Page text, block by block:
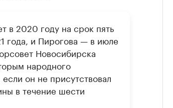
в 2020 году на срок пять
года, и Пирогова — в июле
Новосибирска
народного
он не присутствовал
в течение шести